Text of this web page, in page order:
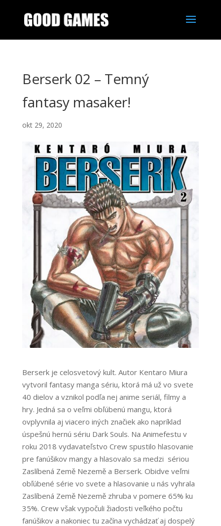
Berserk 02 – Temný
fantasy masaker!
okt 29, 2020
Berserk je celosvetový kult. Autor Kentaro Miura
vytvoril fantasy manga sériu, ktorá má už vo svete
40 dielov a vznikol podľa nej anime seriál, filmy a
hry. Jedná sa o veľmi obľúbenú mangu, ktorá
ovplyvnila aj viacero iných značiek ako napríklad
úspešnú hernú sériu Dark Souls. Na Animefestu v
roku 2018 vydavateľstvo Crew spustilo hlasovanie
pre fanúšikov mangy a hlasovalo sa medzi sériou
Zaslíbená Země Nezemě a Berserk. Obidve veľmi
obľúbené série vo svete a hlasovanie u nás vyhrala
Zaslíbená Země Nezemě zhruba v pomere 65% ku
35%. Crew však vypočuli žiadosti veľkého počtu
fanúšikov a nakoniec tu začína vychádzať aj dospelý